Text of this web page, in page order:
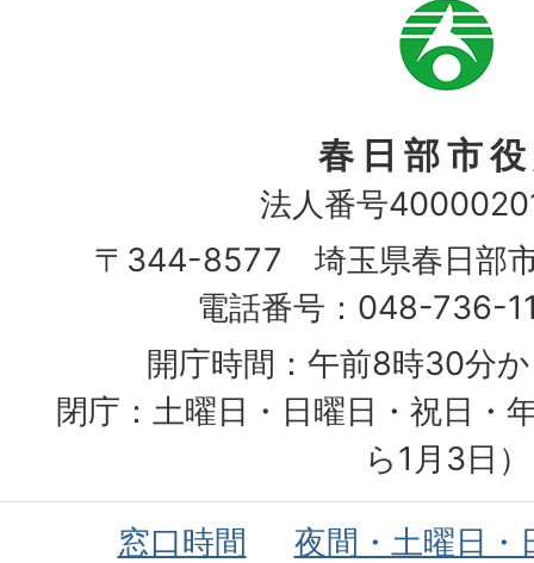
市
章
春日部市
法人番号
〒344-8577 埼玉県春日部
電話番号：048-736-
開庁時間：午前8時30分
閉庁：土曜日・日曜日・祝日・
ら1月3日）
窓口時間
夜間・土曜日・